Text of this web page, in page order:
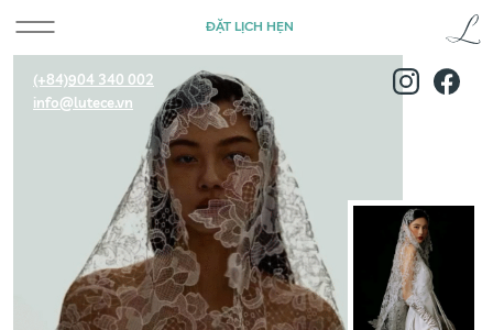
ĐẶT LỊCH HẸN
(+84)904 340 002
info@lutece.vn